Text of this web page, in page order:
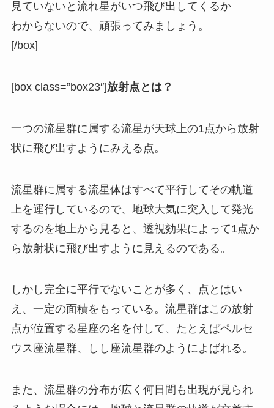
見ていないと流れ星がいつ飛び出してくるか
わからないので、頑張ってみましょう。
[/box]
[box class=”box23″]放射点とは？
一つの流星群に属する流星が天球上の1点から放射
状に飛び出すようにみえる点。
流星群に属する流星体はすべて平行してその軌道
上を運行しているので、地球大気に突入して発光
するのを地上から見ると、透視効果によって1点か
ら放射状に飛び出すように見えるのである。
しかし完全に平行でないことが多く、点とはい
え、一定の面積をもっている。流星群はこの放射
点が位置する星座の名を付して、たとえばペルセ
ウス座流星群、しし座流星群のようによばれる。
また、流星群の分布が広く何日間も出現が見られ